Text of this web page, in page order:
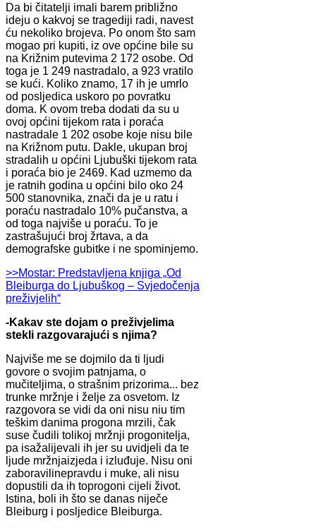
Da bi čitatelji imali barem približno
ideju o kakvoj se tragediji radi, navest
ću nekoliko brojeva. Po onom što sam
mogao pri kupiti, iz ove općine bile su
na Križnim putevima 2 172 osobe. Od
toga je 1 249 nastradalo, a 923 vratilo
se kući. Koliko znamo, 17 ih je umrlo
od posljedica uskoro po povratku
doma. K ovom treba dodati da su u
ovoj općini tijekom rata i poraća
nastradale 1 202 osobe koje nisu bile
na Križnom putu. Dakle, ukupan broj
stradalih u općini Ljubuški tijekom rata
i poraća bio je 2469. Kad uzmemo da
je ratnih godina u općini bilo oko 24
500 stanovnika, znači da je u ratu i
poraću nastradalo 10% pučanstva, a
od toga najviše u poraću. To je
zastrašujući broj žrtava, a da
demografske gubitke i ne spominjemo.
>>Mostar: Predstavljena knjiga „Od
Bleiburga do Ljubuškog – Svjedočenja
preživjelih“
-Kakav ste dojam o preživjelima
stekli razgovarajući s njima?
Najviše me se dojmilo da ti ljudi
govore o svojim patnjama, o
mučiteljima, o strašnim prizorima... bez
trunke mržnje i želje za osvetom. Iz
razgovora se vidi da oni nisu niu tim
teškim danima progona mrzili, čak
suse čudili tolikoj mržnji progonitelja,
pa isažalijevali ih jer su uvidjeli da te
ljude mržnjaizjeda i izluđuje. Nisu oni
zaboravilinepravdu i muke, ali nisu
dopustili da ih toprogoni cijeli život.
Istina, boli ih što se danas niječe
Bleiburg i posljedice Bleiburga.